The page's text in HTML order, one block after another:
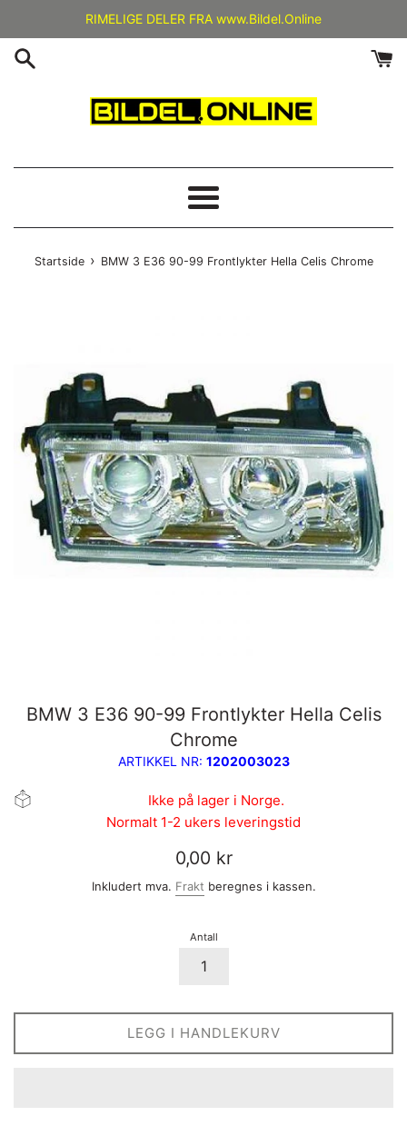
innholdet
RIMELIGE DELER FRA www.Bildel.Online
Meny
Startside › BMW 3 E36 90-99 Frontlykter Hella Celis Chrome
BMW 3 E36 90-99 Frontlykter Hella Celis
Chrome
ARTIKKEL NR: 1202003023
Ikke på lager i Norge.
Normalt 1-2 ukers leveringstid
Vanlig
pris
0,00 kr
Inkludert mva. Frakt beregnes i kassen.
Antall
LEGG I HANDLEKURV